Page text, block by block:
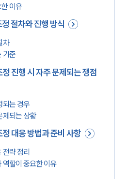
이유
절차와 진행 방식
차
기준
진행 시 자주 문제되는 쟁점
되는 경우
제되는 상황
대응 방법과 준비 사항
전략 정리
할이 중요한 이유